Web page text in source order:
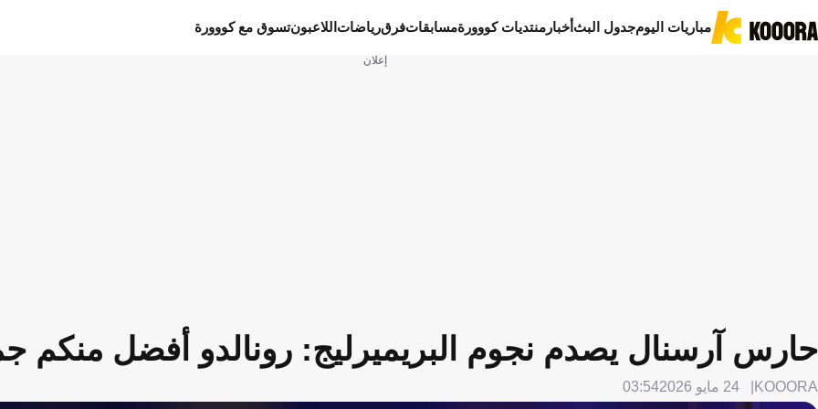
مباريات اليومجدول البثأخبار منتديات كووورةمسابقاتفرقرياضات اللاعبونتسوق مع كووورة
إعلان
حارس آرسنال يصدم نجوم البريميرليج: رونالدو أفضل منكم
KOOORA 24 مايو 2026 03:54